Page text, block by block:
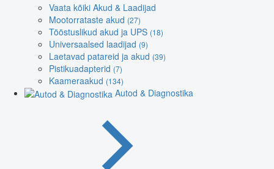
Vaata kõiki Akud & Laadijad
Mootorrataste akud (27)
Tööstuslikud akud ja UPS (18)
Universaalsed laadijad (9)
Laetavad patareid ja akud (39)
Pistikuadapterid (7)
Kaameraakud (134)
Autod & Diagnostika